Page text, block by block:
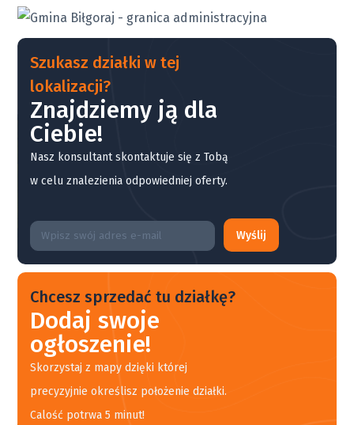
Szukasz działki w tej
lokalizacji?
Znajdziemy ją dla
Ciebie!
Nasz konsultant skontaktuje się z Tobą
w celu znalezienia odpowiedniej oferty.
Wyślij
Chcesz sprzedać tu działkę?
Dodaj swoje
ogłoszenie!
Skorzystaj z mapy dzięki której
precyzyjnie określisz położenie działki.
Calość potrwa 5 minut!